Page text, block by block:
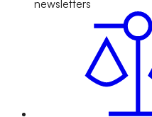
newsletters